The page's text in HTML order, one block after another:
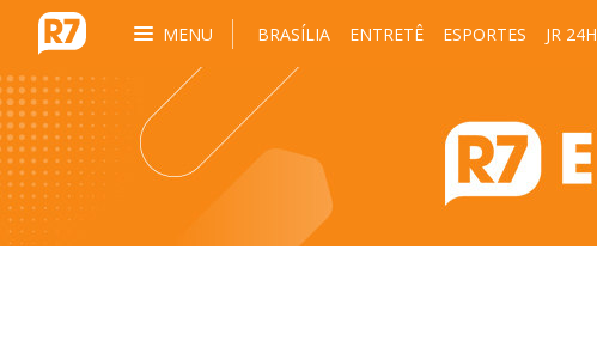
MENU BRASÍLIA ENTRETÊ ESPORTES JR 24H